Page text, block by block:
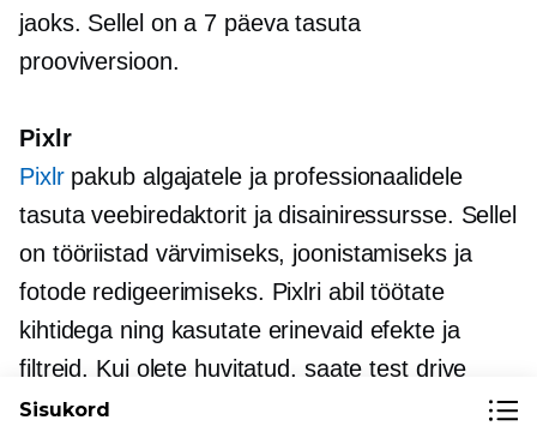
jaoks. Sellel on a 7 päevatasuta
prooviversioon.
Pixlr
Pixlrpakub algajatele ja professionaalidele
tasuta veebiredaktorit ja disainiressursse. Sellel
on tööriistad värvimiseks, joonistamiseks ja
fotode redigeerimiseks. Pixlri abil töötate
kihtidega ning kasutate erinevaid efekte ja
filtreid. Kui olete huvitatud, saatetest drive
lisatasu pakett 30 päevaks tasuta.
Sisukord